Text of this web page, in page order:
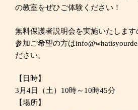
の教室をぜひご体験ください！
無料保護者説明会を実施いたします
参加ご希望の方は
ださい。
【日時】
3月4日（土）10時～10時45分
【場所】